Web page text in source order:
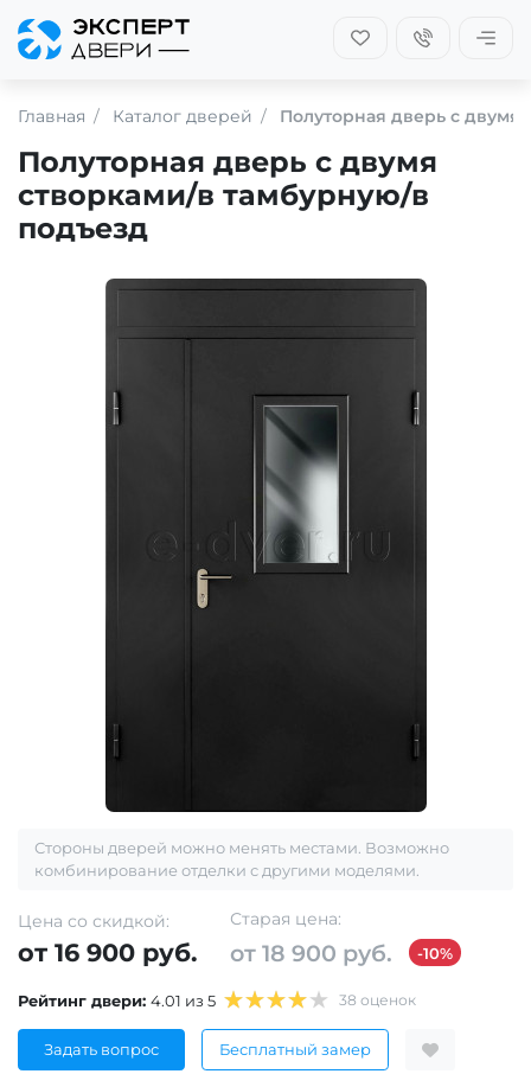
Главная Каталог дверей Полуторная дверь с
Полуторная дверь с двумя
створками/в тамбурную/в
подъезд
Стороны дверей можно менять местами. Возможно
комбинирование отделки с другими моделями.
Цена со скидкой:
от 16 900 руб.
Старая цена:
от 18 900 руб. -10%
Рейтинг двери: 4.01 из 5 38 оценок
Задать вопрос Бесплатный замер